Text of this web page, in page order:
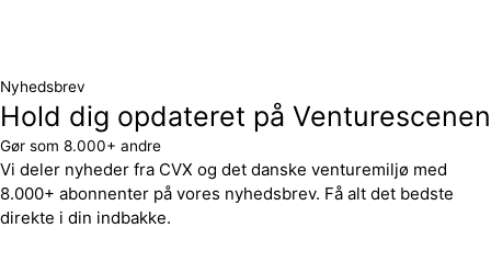
Nyhedsbrev
Hold dig opdateret på Venturescenen
Gør som 8.000+ andre
Vi deler nyheder fra CVX og det danske venturemiljø med
8.000+ abonnenter på vores nyhedsbrev. Få alt det bedste
direkte i din indbakke.